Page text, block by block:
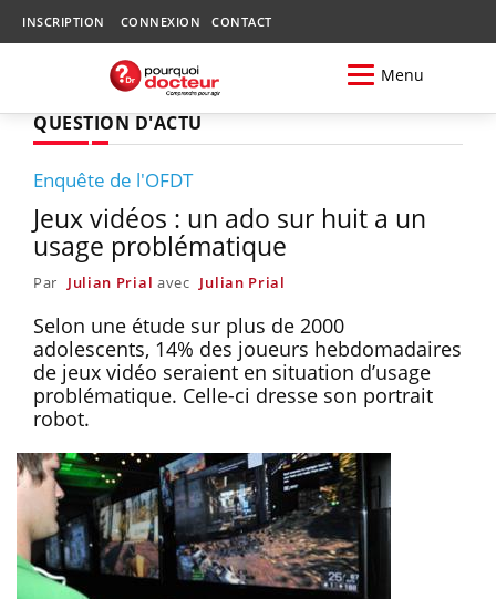
INSCRIPTION CONNEXION CONTACT
Menu
QUESTION D'ACTU
Enquête de l'OFDT
Jeux vidéos : un ado sur huit a un
usage problématique
Par Julian Prial avec Julian Prial
Selon une étude sur plus de 2000
adolescents, 14% des joueurs hebdomadaires
de jeux vidéo seraient en situation d’usage
problématique. Celle-ci dresse son portrait
robot.